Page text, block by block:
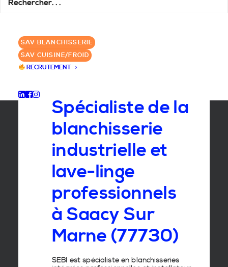
SAV BLANCHISSERIE
SAV CUISINE/FROID
RECRUTEMENT
✆ 09 78 083 083
Spécialiste de la
blanchisserie
industrielle et
lave-linge
professionnels
à Saacy Sur
Marne (77730)
SEBI est spécialiste en blanchisseries